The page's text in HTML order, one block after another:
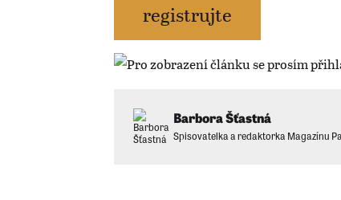
registrujte
Barbora Šťastná
Spisovatelka a redaktorka Magazínu